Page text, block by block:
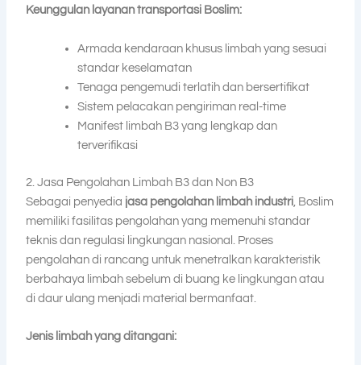
Keunggulan layanan transportasi Boslim:
Armada kendaraan khusus limbah yang sesuai
standar keselamatan
Tenaga pengemudi terlatih dan bersertifikat
Sistem pelacakan pengiriman real-time
Manifest limbah B3 yang lengkap dan
terverifikasi
2. Jasa Pengolahan Limbah B3 dan Non B3
Sebagai penyedia jasa pengolahan limbah industri , Boslim
memiliki fasilitas pengolahan yang memenuhi standar
teknis dan regulasi lingkungan nasional. Proses
pengolahan di rancang untuk menetralkan karakteristik
berbahaya limbah sebelum di buang ke lingkungan atau
di daur ulang menjadi material bermanfaat.
Jenis limbah yang ditangani: